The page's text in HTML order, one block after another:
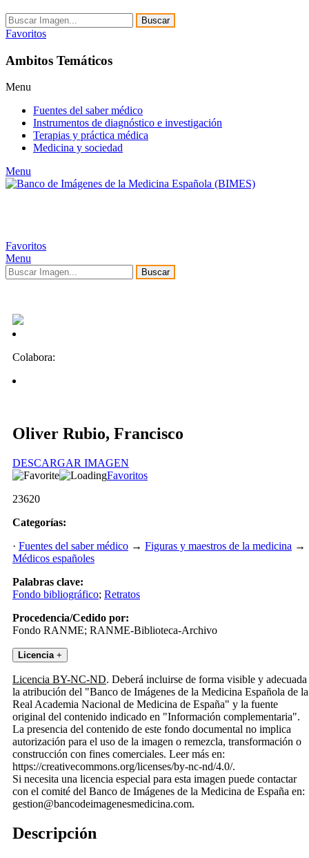
Buscar
Favoritos
Ambitos Temáticos
Menu
Fuentes del saber médico
Instrumentos de diagnóstico e investigación
Terapias y práctica médica
Medicina y sociedad
Menu
Favoritos
Menu
Buscar
Colabora:
Oliver Rubio, Francisco
DESCARGAR IMAGEN
Favoritos
23620
Categorías:
· Fuentes del saber médico → Figuras y maestros de la medicina →
Médicos españoles
Palabras clave:
Fondo bibliográfico; Retratos
Procedencia/Cedido por:
Fondo RANME; RANME-Biblioteca-Archivo
Licencia +
Licencia BY-NC-ND. Deberá incluirse de forma visible y adecuada
la atribución del "Banco de Imágenes de la Medicina Española de la
Real Academia Nacional de Medicina de España" y la fuente
original del contenido indicado en "Información complementaria".
La presencia del contenido de este fondo documental no implica
autorización para el uso de la imagen o remezcla, transformación o
construcción con fines comerciales. Leer más en:
https://creativecommons.org/licenses/by-nc-nd/4.0/.
Si necesita una licencia especial para esta imagen puede contactar
con el comité del Banco de Imágenes de la Medicina de España en:
gestion@bancodeimagenesmedicina.com.
Descripción